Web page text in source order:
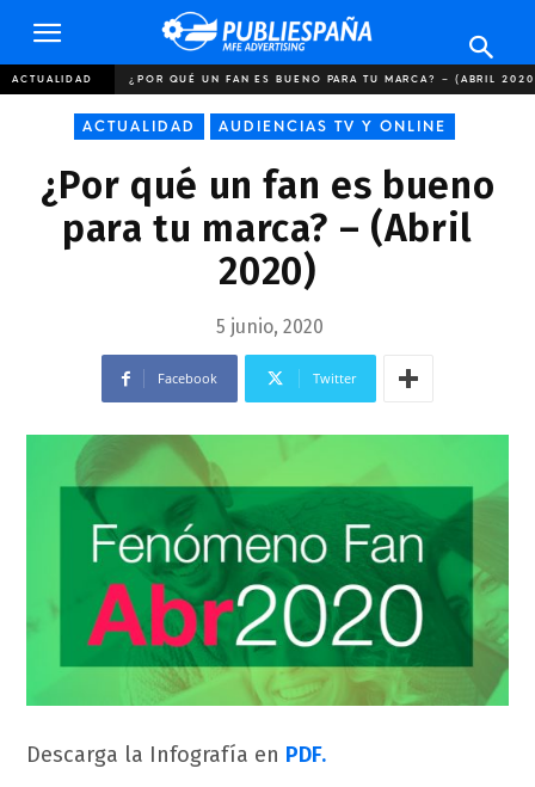
Publiespaña
ACTUALIDAD ¿POR QUÉ UN FAN ES BUENO PARA TU MARCA? – (ABRIL
ACTUALIDAD AUDIENCIAS TV Y ONLINE
¿Por qué un fan es bueno
para tu marca? – (Abril
2020)
5 junio, 2020
Facebook Twitter
Descarga la Infografía en PDF.